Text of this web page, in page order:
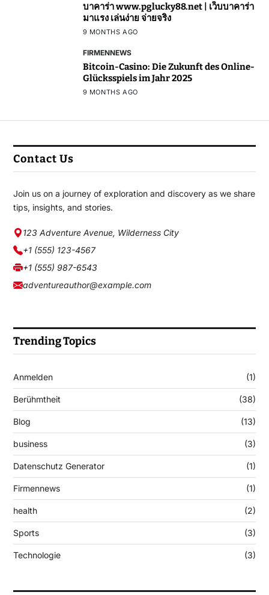
บาคาร่า www.pglucky88.net | เว็บบาคาร่า
มาแรง เล่นง่าย จ่ายจริง
9 MONTHS AGO
FIRMENNEWS
Bitcoin-Casino: Die Zukunft des Online-
Glücksspiels im Jahr 2025
9 MONTHS AGO
Contact Us
Join us on a journey of exploration and discovery as we share
tips, insights, and stories.
123 Adventure Avenue, Wilderness City
+1 (555) 123-4567
+1 (555) 987-6543
adventureauthor@example.com
Trending Topics
Anmelden (1)
Berühmtheit (38)
Blog (13)
business (3)
Datenschutz Generator (1)
Firmennews (1)
health (2)
Sports (3)
Technologie (3)